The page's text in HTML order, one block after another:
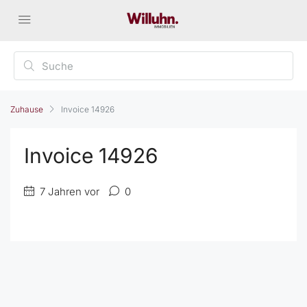
Zuhause Invoice 14926
Invoice 14926
7 Jahren vor 0